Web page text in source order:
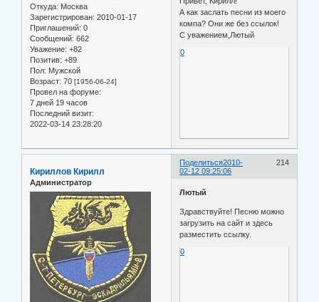
Откуда: Москва
Зарегистрирован: 2010-01-17
Приглашений: 0
Сообщений: 662
Уважение: +82
Позитив: +89
Пол: Мужской
Возраст: 70 [1956-06-24]
Провел на форуме:
7 дней 19 часов
Последний визит:
2022-03-14 23:28:20
А как заслать песни из моего
компа? Они же без ссылок!
С уважением,Лютый
0
Поделиться 214
2010-
02-12 09:25:06
Кириллов Кирилл
Администратор
Лютый
Здравствуйте! Песню можно
загрузить на сайт и здесь
разместить ссылку.
0